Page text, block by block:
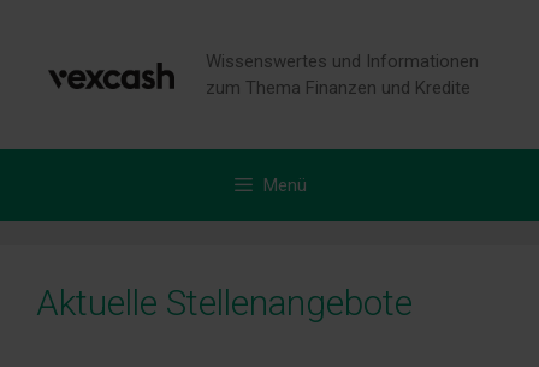
springen
Wissenswertes und Informationen
zum Thema Finanzen und Kredite
Menü
Aktuelle Stellenangebote